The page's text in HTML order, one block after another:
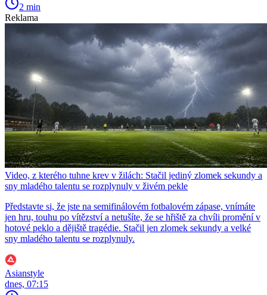
2 min
Reklama
Video, z kterého tuhne krev v žilách: Stačil jediný zlomek sekundy a
sny mladého talentu se rozplynuly v živém pekle
Představte si, že jste na semifinálovém fotbalovém zápase, vnímáte
jen hru, touhu po vítězství a netušíte, že se hřiště za chvíli promění v
hotové peklo a dějiště tragédie. Stačil jen zlomek sekundy a velké
sny mladého talentu se rozplynuly.
Asianstyle
dnes, 07:15